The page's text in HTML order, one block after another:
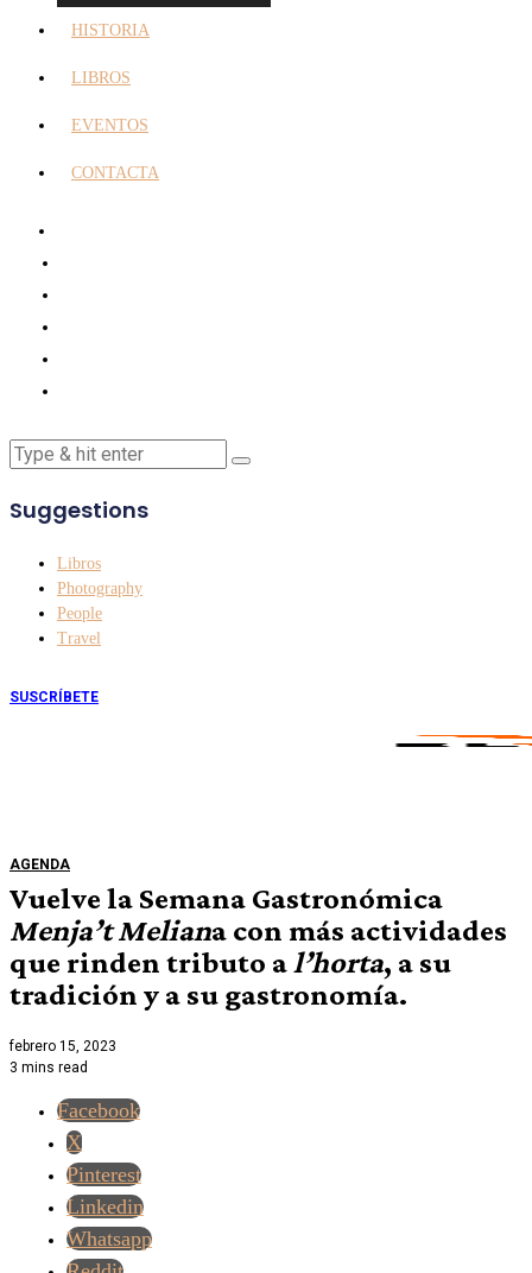
HISTORIA
LIBROS
EVENTOS
CONTACTA
Suggestions
Libros
Photography
People
Travel
SUSCRÍBETE
AGENDA
Vuelve la Semana Gastronómica
Menja’t Meliana con más actividades
que rinden tributo al’horta, a su
tradición y a su gastronomía.
febrero 15, 2023
3 mins read
Facebook
X
Pinterest
Linkedin
Whatsapp